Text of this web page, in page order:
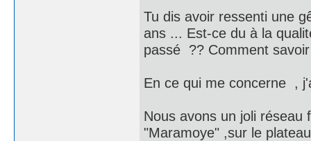
Tu dis avoir ressenti une
ans ... Est-ce du à la
passé ?? Comment
En ce qui me concerne ,
Nous avons un joli réseau
"Maramoye" ,sur le